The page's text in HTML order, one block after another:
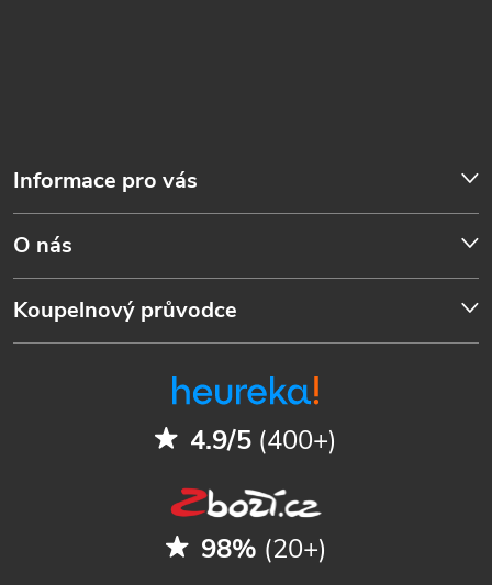
Informace pro vás
O nás
Koupelnový průvodce
4.9/5 (400+)
98% (20+)